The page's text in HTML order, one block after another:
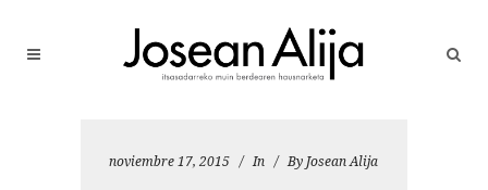
noviembre 17, 2015 In By Josean Alija